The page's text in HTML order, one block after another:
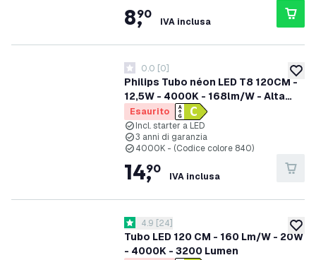
8,
90
IVA inclusa
Philips Tubo néon LED T8 120CM -
12,5W - 4000K - 168lm/W - Alta
efficienza
0 stelle di valutazione
0.0 [0]
Esaurito
Incl. starter a LED
3 anni di garanzia
4000K - (Codice colore 840)
14,
90
IVA inclusa
Tubo LED 120 CM - 160 Lm/W - 20W
- 4000K - 3200 Lumen
apri il cassetto delle recensioni
4.9 stelle di valutazione
4.9 [24]